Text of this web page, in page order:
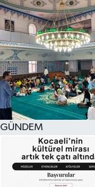
GÜNDEM
Trafik
Süper Lig
Tüm
Son Dakika
Haber Arşivi